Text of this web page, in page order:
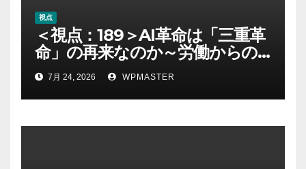
視点
＜視点：189＞AI革命は「三重革
命」の再来なのか～労働からの
解放とAI時代の進歩を考える～
7月 24, 2026 WPMASTER